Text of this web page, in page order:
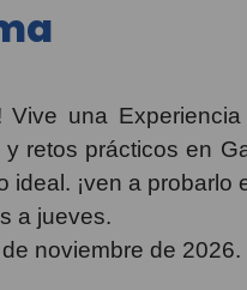
una
retos prácticos en
¡ven a
a jueves.
noviembre de